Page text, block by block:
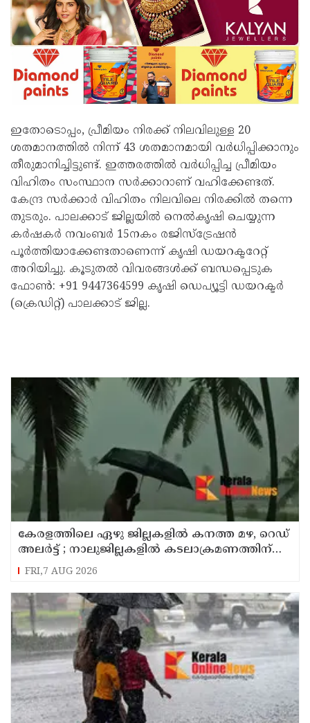
ഇതോടൊപ്പം, പ്രീമിയം നിരക്ക് നിലവിലുള്ള 20
ശതമാനത്തിൽ നിന്ന് 43 ശതമാനമായി വർധിപ്പിക്കാനും
തീരുമാനിച്ചിട്ടുണ്ട്. ഇത്തരത്തിൽ വർധിപ്പിച്ച പ്രീമിയം
വിഹിതം സംസ്ഥാന സർക്കാറാണ് വഹിക്കേണ്ടത്.
കേന്ദ്ര സർക്കാർ വിഹിതം നിലവിലെ നിരക്കിൽ തന്നെ
തുടരും. പാലക്കാട് ജില്ലയിൽ നെൽകൃഷി ചെയ്യുന്ന
കർഷകർ നവംബർ 15നകം രജിസ്ട്രേഷൻ
പൂർത്തിയാക്കേണ്ടതാണെന്ന് കൃഷി ഡയറക്ടറേറ്റ്
അറിയിച്ചു. കൂടുതൽ വിവരങ്ങൾക്ക് ബന്ധപ്പെടുക
ഫോൺ: +91 9447364599 കൃഷി ഡെപ്യൂട്ടി ഡയറക്ടർ
(ക്രെഡിറ്റ്) പാലക്കാട് ജില്ല.
കേരളത്തിലെ ഏഴു ജില്ലകളിൽ കനത്ത മഴ, റെഡ്
അലർട്ട് ; നാലുജില്ലകളിൽ കടലാക്രമണത്തിന്
സാധ്യത
FRI,7 AUG 2026